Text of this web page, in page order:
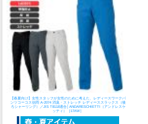
【春夏向け】女性スタッフが女性のために考えた、レディースワークパ
ンツコーコス信岡 A-2074 消臭・ストレッチ レディーススラックス（後
ろシャーリング）／JIS T8118適合│ANDARESCHIETTI（アンドレスケ
ッティ）［17AW］